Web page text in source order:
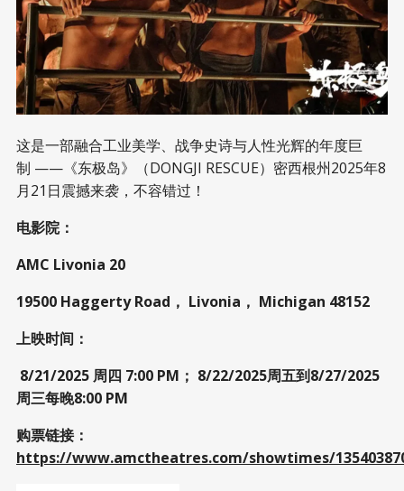
这是一部融合工业美学、战争史诗与人性光辉的年度巨
制 ——《东极岛》（DONGJI RESCUE）密西根州2025年8
月21日震撼来袭，不容错过！
电影院：
AMC Livonia 20
19500 Haggerty Road， Livonia， Michigan 48152
上映时间：
8/21/2025 周四 7:00 PM； 8/22/2025周五到8/27/2025
周三每晚8:00 PM
购票链接：
https://www.amctheatres.com/showtimes/